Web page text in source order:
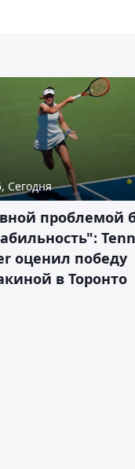
Сегодня
проблемой
оценил победу
в Торонто